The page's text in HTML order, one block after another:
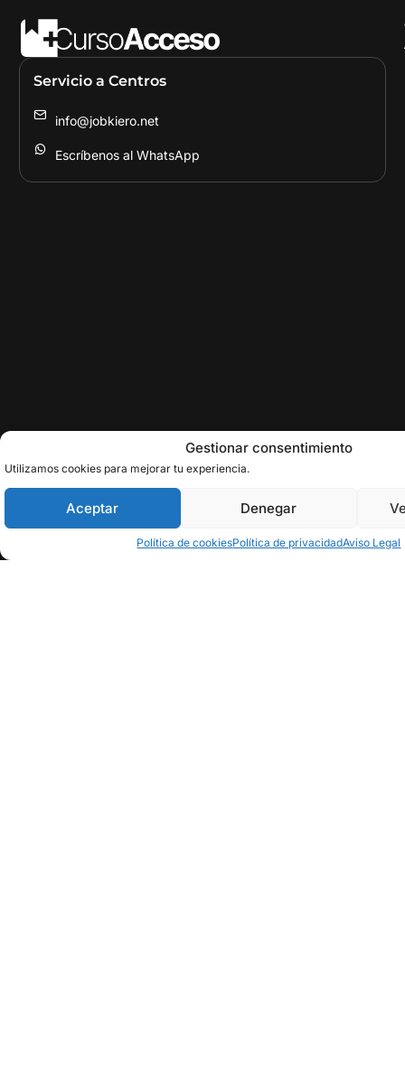
Gestionar consentimiento
Utilizamos cookies para mejorar tu experiencia.
Aceptar Denegar
Política de cookiesPolítica de privacidadAviso Legal
Servicio a Centros
info@jobkiero.net
Escríbenos al WhatsApp